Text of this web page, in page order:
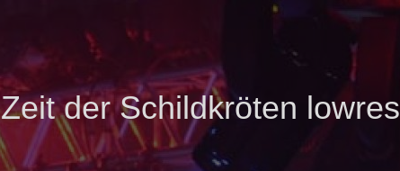
Zeit der Schildkröten lowres